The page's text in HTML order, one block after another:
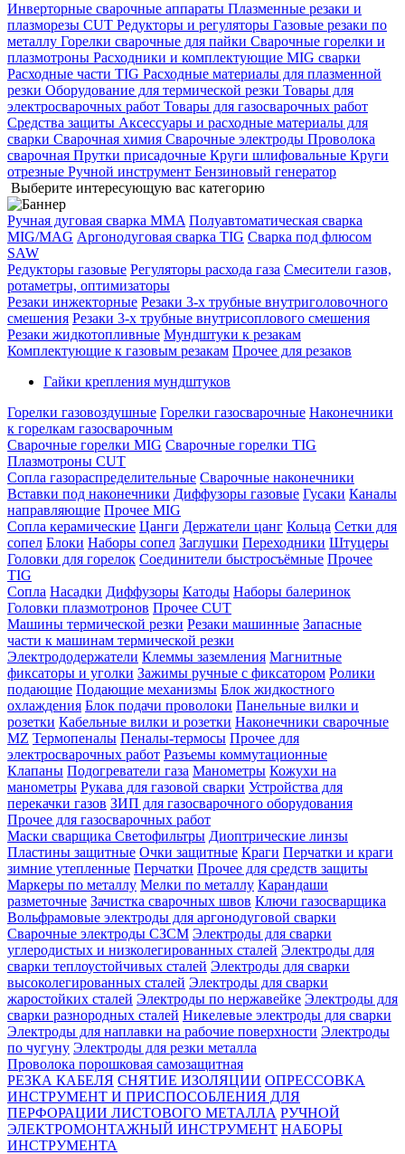
Инверторные сварочные аппараты Плазменные резаки и
плазморезы CUT Редукторы и регуляторы Газовые резаки по
металлу Горелки сварочные для пайки Сварочные горелки и
плазмотроны Расходники и комплектующие MIG сварки
Расходные части TIG Расходные материалы для плазменной
резки Оборудование для термической резки Товары для
электросварочных работ Товары для газосварочных работ
Средства защиты Аксессуары и расходные материалы для
сварки Сварочная химия Сварочные электроды Проволока
сварочная Прутки присадочные Круги шлифовальные Круги
отрезные Ручной инструмент Бензиновый генератор
Выберите интересующую вас категорию
Ручная дуговая сварка MMA Полуавтоматическая сварка
MIG/MAG Аргонодуговая сварка TIG Сварка под флюсом
SAW
Редукторы газовые Регуляторы расхода газа Смесители газов,
ротаметры, оптимизаторы
Резаки инжекторные Резаки 3-х трубные внутриголовочного
смешения Резаки 3-х трубные внутрисоплового смешения
Резаки жидкотопливные Мундштуки к резакам
Комплектующие к газовым резакам Прочее для резаков
Гайки крепления мундштуков
Горелки газовоздушные Горелки газосварочные Наконечники
к горелкам газосварочным
Сварочные горелки MIG Сварочные горелки TIG
Плазмотроны CUT
Сопла газораспределительные Сварочные наконечники
Вставки под наконечники Диффузоры газовые Гусаки Каналы
направляющие Прочее MIG
Сопла керамические Цанги Держатели цанг Кольца Сетки для
сопел Блоки Наборы сопел Заглушки Переходники Штуцеры
Головки для горелок Соединители быстросъёмные Прочее
TIG
Сопла Насадки Диффузоры Катоды Наборы балеринок
Головки плазмотронов Прочее CUT
Машины термической резки Резаки машинные Запасные
части к машинам термической резки
Электрододержатели Клеммы заземления Магнитные
фиксаторы и уголки Зажимы ручные с фиксатором Ролики
подающие Подающие механизмы Блок жидкостного
охлаждения Блок подачи проволоки Панельные вилки и
розетки Кабельные вилки и розетки Наконечники сварочные
MZ Термопеналы Пеналы-термосы Прочее для
электросварочных работ Разъемы коммутационные
Клапаны Подогреватели газа Манометры Кожухи на
манометры Рукава для газовой сварки Устройства для
перекачки газов ЗИП для газосварочного оборудования
Прочее для газосварочных работ
Маски сварщика Светофильтры Диоптрические линзы
Пластины защитные Очки защитные Краги Перчатки и краги
зимние утепленные Перчатки Прочее для средств защиты
Маркеры по металлу Мелки по металлу Карандаши
разметочные Зачистка сварочных швов Ключи газосварщика
Вольфрамовые электроды для аргонодуговой сварки
Сварочные электроды СЗСМ Электроды для сварки
углеродистых и низколегированных сталей Электроды для
сварки теплоустойчивых сталей Электроды для сварки
высоколегированных сталей Электроды для сварки
жаростойких сталей Электроды по нержавейке Электроды для
сварки разнородных сталей Никелевые электроды для сварки
Электроды для наплавки на рабочие поверхности Электроды
по чугуну Электроды для резки металла
Проволока порошковая самозащитная
РЕЗКА КАБЕЛЯ СНЯТИЕ ИЗОЛЯЦИИ ОПРЕССОВКА
ИНСТРУМЕНТ И ПРИСПОСОБЛЕНИЯ ДЛЯ
ПЕРФОРАЦИИ ЛИСТОВОГО МЕТАЛЛА РУЧНОЙ
ЭЛЕКТРОМОНТАЖНЫЙ ИНСТРУМЕНТ НАБОРЫ
ИНСТРУМЕНТА